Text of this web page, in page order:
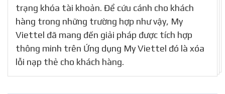
trạng khóa tài khoản. Để cứu cánh cho khách
hàng trong những trường hợp như vậy, My
Viettel đã mang đến giải pháp được tích hợp
thông minh trên Ứng dụng My Viettel đó là xóa
lỗi nạp thẻ cho khách hàng.